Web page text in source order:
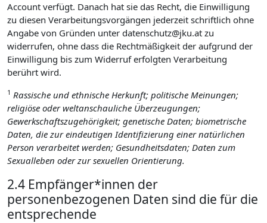
Account verfügt. Danach hat sie das Recht, die Einwilligung
zu diesen Verarbeitungsvorgängen jederzeit schriftlich ohne
Angabe von Gründen unter datenschutz@jku.at zu
widerrufen, ohne dass die Rechtmäßigkeit der aufgrund der
Einwilligung bis zum Widerruf erfolgten Verarbeitung
berührt wird.
1 Rassische und ethnische Herkunft; politische Meinungen;
religiöse oder weltanschauliche Überzeugungen;
Gewerkschaftszugehörigkeit; genetische Daten; biometrische
Daten, die zur eindeutigen Identifizierung einer natürlichen
Person verarbeitet werden; Gesundheitsdaten; Daten zum
Sexualleben oder zur sexuellen Orientierung.
2.4 Empfänger*innen der
personenbezogenen Daten sind die für die
entsprechende